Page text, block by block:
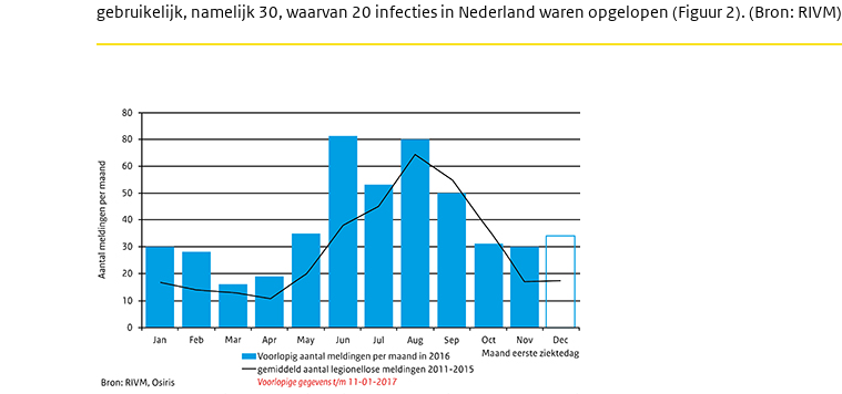
gebruikelijk, namelijk 30, waarvan 20 infecties in Nederland waren opgelopen (Figuur 2). (Bron: RIVM)